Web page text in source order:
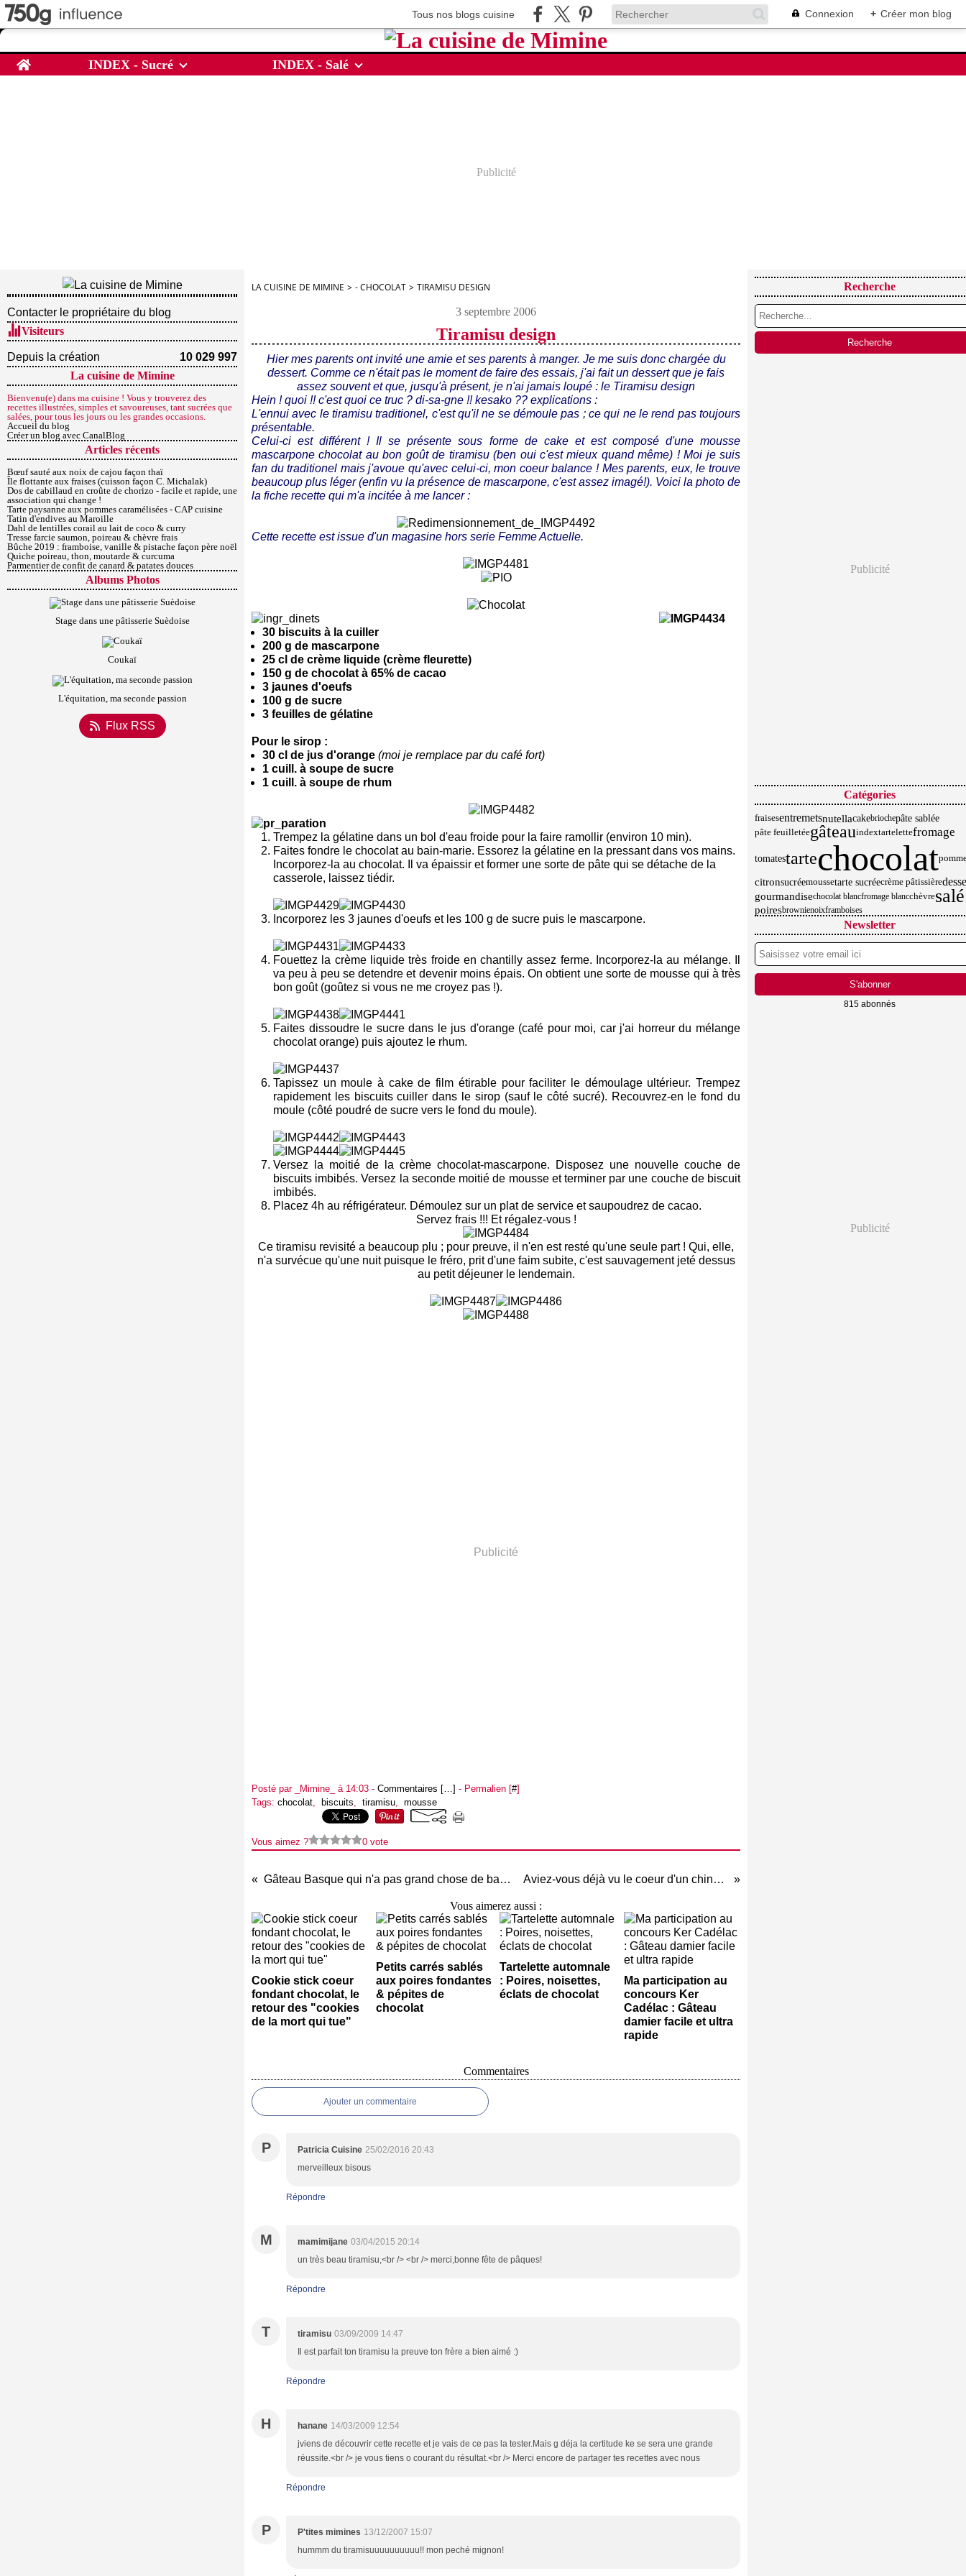
Tous nos blogs cuisine Connexion + Créer mon blog
Home INDEX - Sucré INDEX - Salé
Publicité
Contacter le propriétaire du blog
Visiteurs
Depuis la création
10 029 997
La cuisine de Mimine
Bienvenu(e) dans ma cuisine ! Vous y trouverez des
recettes illustrées, simples et savoureuses, tant sucrées que
salées, pour tous les jours ou les grandes occasions.
Accueil du blog
Créer un blog avec CanalBlog
Articles récents
Bœuf sauté aux noix de cajou façon thaï
Île flottante aux fraises (cuisson façon C. Michalak)
Dos de cabillaud en croûte de chorizo - facile et rapide, une
association qui change !
Tarte paysanne aux pommes caramélisées - CAP cuisine
Tatin d'endives au Maroille
Dahl de lentilles corail au lait de coco & curry
Tresse farcie saumon, poireau & chèvre frais
Bûche 2019 : framboise, vanille & pistache façon père noël
Quiche poireau, thon, moutarde & curcuma
Parmentier de confit de canard & patates douces
Albums Photos
Stage dans une pâtisserie Suèdoise
Coukaï
L'équitation, ma seconde passion
Flux RSS
LA CUISINE DE MIMINE > - CHOCOLAT > TIRAMISU DESIGN
3 septembre 2006
Tiramisu design
Hier mes parents ont invité une amie et ses parents à manger. Je me suis donc chargée du
dessert. Comme ce n'était pas le moment de faire des essais, j'ai fait un dessert que je fais
assez souvent et que, jusqu'à présent, je n'ai jamais loupé : le Tiramisu design
Hein ! quoi !! c'est quoi ce truc ? di-sa-gne !! kesako ?? explications :
L'ennui avec le tiramisu traditionel, c'est qu'il ne se démoule pas ; ce qui ne le rend pas toujours
présentable.
Celui-ci est différent ! Il se présente sous forme de cake et est composé d'une mousse
mascarpone chocolat au bon goût de tiramisu (ben oui c'est mieux quand même) ! Moi je suis
fan du traditionel mais j'avoue qu'avec celui-ci, mon coeur balance ! Mes parents, eux, le trouve
beaucoup plus léger (enfin vu la présence de mascarpone, c'est assez imagé!). Voici la photo de
la fiche recette qui m'a incitée à me lancer :
Cette recette est issue d'un magasine hors serie Femme Actuelle.
30 biscuits à la cuiller
200 g de mascarpone
25 cl de crème liquide (crème fleurette)
150 g de chocolat à 65% de cacao
3 jaunes d'oeufs
100 g de sucre
3 feuilles de gélatine
Pour le sirop :
30 cl de jus d'orange (moi je remplace par du café fort)
1 cuill. à soupe de sucre
1 cuill. à soupe de rhum
Trempez la gélatine dans un bol d'eau froide pour la faire ramollir (environ 10 min).
Faites fondre le chocolat au bain-marie. Essorez la gélatine en la pressant dans vos mains.
Incorporez-la au chocolat. Il va épaissir et former une sorte de pâte qui se détache de la
casserole, laissez tiédir.
Incorporez les 3 jaunes d'oeufs et les 100 g de sucre puis le mascarpone.
Fouettez la crème liquide très froide en chantilly assez ferme. Incorporez-la au mélange. Il
va peu à peu se detendre et devenir moins épais. On obtient une sorte de mousse qui à très
bon goût (goûtez si vous ne me croyez pas !).
Faites dissoudre le sucre dans le jus d'orange (café pour moi, car j'ai horreur du mélange
chocolat orange) puis ajoutez le rhum.
Tapissez un moule à cake de film étirable pour faciliter le démoulage ultérieur. Trempez
rapidement les biscuits cuiller dans le sirop (sauf le côté sucré). Recouvrez-en le fond du
moule (côté poudré de sucre vers le fond du moule).
Versez la moitié de la crème chocolat-mascarpone. Disposez une nouvelle couche de
biscuits imbibés. Versez la seconde moitié de mousse et terminer par une couche de biscuit
imbibés.
Placez 4h au réfrigérateur. Démoulez sur un plat de service et saupoudrez de cacao.
Servez frais !!! Et régalez-vous !
Ce tiramisu revisité a beaucoup plu ; pour preuve, il n'en est resté qu'une seule part ! Qui, elle,
n'a survécue qu'une nuit puisque le fréro, prit d'une faim subite, c'est sauvagement jeté dessus
au petit déjeuner le lendemain.
Publicité
Posté par _Mimine_ à 14:03 - Commentaires […] - Permalien [#]
Tags: chocolat, biscuits, tiramisu, mousse
Vous aimez ? 0 vote
Gâteau Basque qui n'a pas grand chose de basque ! Aviez-vous déjà vu le coeur d'un chinois ??
Vous aimerez aussi :
Cookie stick coeur
fondant chocolat, le
retour des "cookies
de la mort qui tue"
Petits carrés sablés
aux poires fondantes
& pépites de
chocolat
Tartelette automnale
: Poires, noisettes,
éclats de chocolat
Ma participation au
concours Ker
Cadélac : Gâteau
damier facile et ultra
rapide
Commentaires
Ajouter un commentaire
P Patricia Cuisine 25/02/2016 20:43
merveilleux bisous
Répondre
M mamimijane 03/04/2015 20:14
un très beau tiramisu,<br /> <br /> merci,bonne fête de pâques!
Répondre
T tiramisu 03/09/2009 14:47
Il est parfait ton tiramisu la preuve ton frère a bien aimé :)
Répondre
H hanane 14/03/2009 12:54
jviens de découvrir cette recette et je vais de ce pas la tester.Mais g déja la certitude ke se sera une grande
réussite.<br /> je vous tiens o courant du résultat.<br /> Merci encore de partager tes recettes avec nous
Répondre
P P'tites mimines 13/12/2007 15:07
hummm du tiramisuuuuuuuuuu!! mon peché mignon!
Recherche
Publicité
Catégories
fraisesentremetsnutellacakebriochepâte sablée
pâte feuilletéegâteauindextartelettefromage
tomatestartechocolat
citronsucréemoussetarte sucréecrème pâtissière
gourmandisechocolat blancfromage blancchèvresalé
poiresbrownienoixframboises
Newsletter
815 abonnés
Publicité